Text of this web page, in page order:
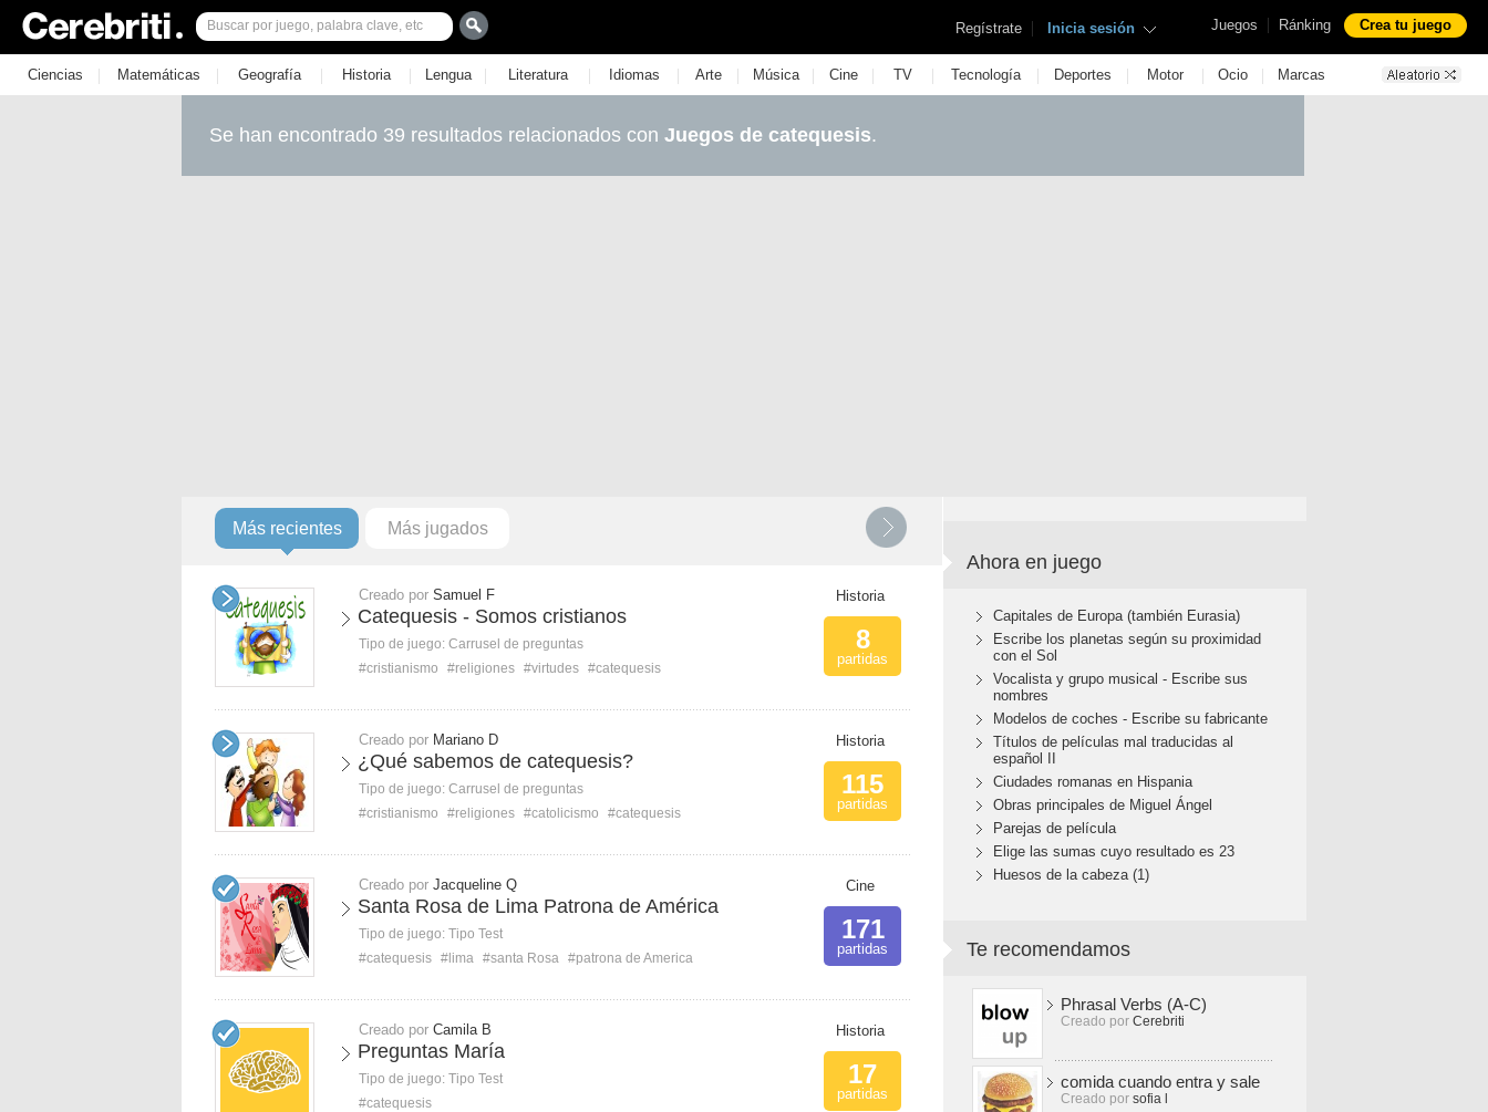
Juegos | Ránking Crea tu juego
Regístrate | Inicia sesión
Ciencias | Matemáticas | Geografía | Historia | Lengua | Literatura | Idiomas | Arte | Música | Cine | TV | Tecnología | Deportes | Motor | Ocio | Marcas
Se han encontrado 39 resultados relacionados con Juegos de catequesis.
Más recientes Más jugados
Creado por Samuel F
Catequesis - Somos cristianos
Tipo de juego: Carrusel de preguntas
#cristianismo
#religiones #virtudes #catequesis
Historia
8
partidas
Creado por Mariano D
¿Qué sabemos de catequesis?
Tipo de juego: Carrusel de preguntas
#cristianismo
#religiones #catolicismo #catequesis
Historia
115
partidas
Creado por Jacqueline Q
Santa Rosa de Lima Patrona de América
Tipo de juego: Tipo Test
#catequesis #lima #santa Rosa #patrona de America
Cine
171
partidas
Creado por Camila B
Preguntas María
Tipo de juego: Tipo Test
#catequesis
Historia
17
partidas
Ahora en juego
Capitales de Europa (también Eurasia)
Escribe los planetas según su proximidad
con el Sol
Vocalista y grupo musical - Escribe sus
nombres
Modelos de coches - Escribe su fabricante
Títulos de películas mal traducidas al
español II
Ciudades romanas en Hispania
Obras principales de Miguel Ángel
Parejas de película
Elige las sumas cuyo resultado es 23
Huesos de la cabeza (1)
Te recomendamos
Phrasal Verbs (A-C)
Creado por Cerebriti
comida cuando entra y sale
Creado por sofia l